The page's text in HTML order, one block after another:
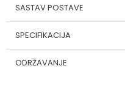
SASTAV POSTAVE
SPECIFIKACIJA
ODRŽAVANJE